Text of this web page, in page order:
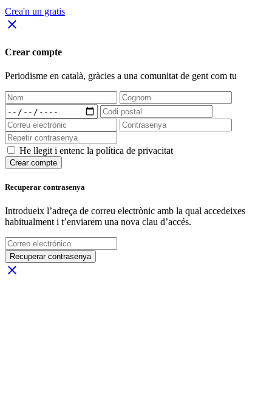
Crea'n un gratis
close
Crear compte
Periodisme en català, gràcies a una comunitat de gent com tu
He llegit i entenc la política de privacitat
Crear compte
Recuperar contrasenya
Introdueix l’adreça de correu electrònic amb la qual accedeixes
habitualment i t’enviarem una nova clau d’accés.
Recuperar contrasenya
close